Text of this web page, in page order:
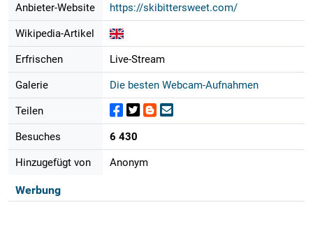
Anbieter-Website https://skibittersweet.com/
Wikipedia-Artikel
Erfrischen Live-Stream
Galerie Die besten Webcam-Aufnahmen
Teilen
Besuches 6 430
Hinzugefügt von Anonym
Werbung